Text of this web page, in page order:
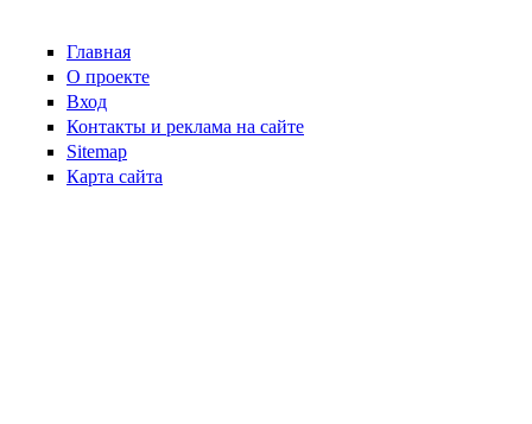
Главная
О проекте
Вход
Контакты и реклама на сайте
Sitemap
Карта сайта